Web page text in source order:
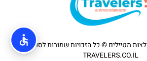
מטיילים © כל הזכויות שמורות לסוכנות
TRAVELERS.CO.IL